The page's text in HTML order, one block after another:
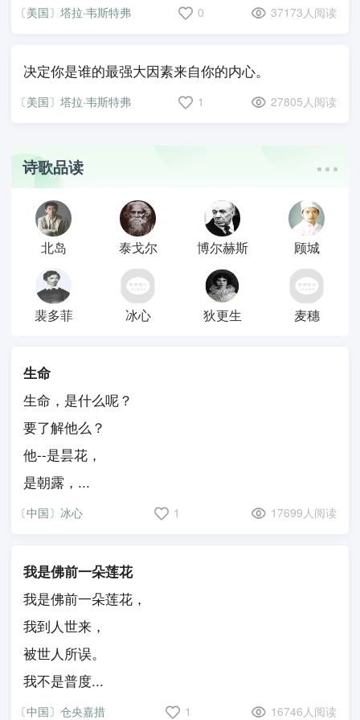
〔美国〕塔拉·韦斯特弗 0 37173人阅读
决定你是谁的最强大因素来自你的内心。
〔美国〕塔拉·韦斯特弗 1 27805人阅读
诗歌品读
北岛 泰戈尔 博尔赫斯 顾城
裴多菲 冰心 狄更生 麦穗
生命
生命，是什么呢？
要了解他么？
他--是昙花，
是朝露，...
〔中国〕冰心 1 17699人阅读
我是佛前一朵莲花
我是佛前一朵莲花，
我到人世来，
被世人所误。
我不是普度...
〔中国〕仓央嘉措 1 16746人阅读